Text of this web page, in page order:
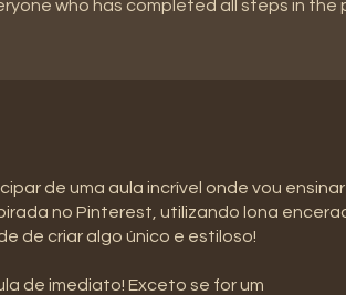
who has completed all steps in the
de uma aula incrível onde vou
no Pinterest, utilizando lona
de criar algo único e estiloso!
de imediato! Exceto se for um